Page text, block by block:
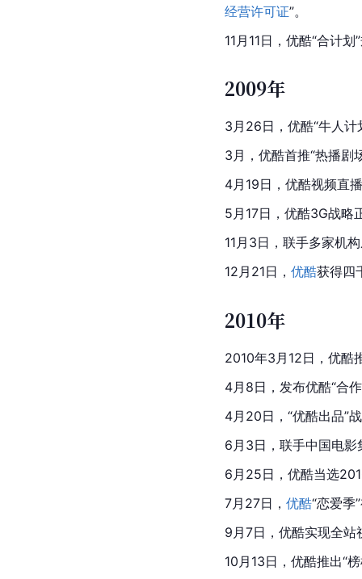
经营许可证”。
11月 11日， 优酷“合计划
2009年
3月26日，优酷“牛人计
3月， 优酷首推“热播剧
4月19日， 优酷视频直
5月17日，优酷3G战略
11月3日，联手多家机
12月21日， 优酷获得四
2010年
2010年3月12日，优酷
4月8日，发布优酷“合
4月20日，“优酷出品”
6月3日，联手中国电影
6月25日，优酷当选
7月27日， 优酷“恋爱季
9月7日，优酷实现全
10月13日，优酷推出“